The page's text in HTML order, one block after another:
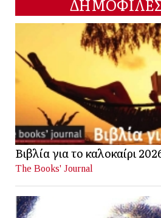
Βιβλία για το καλοκαίρι
The Books' Journal